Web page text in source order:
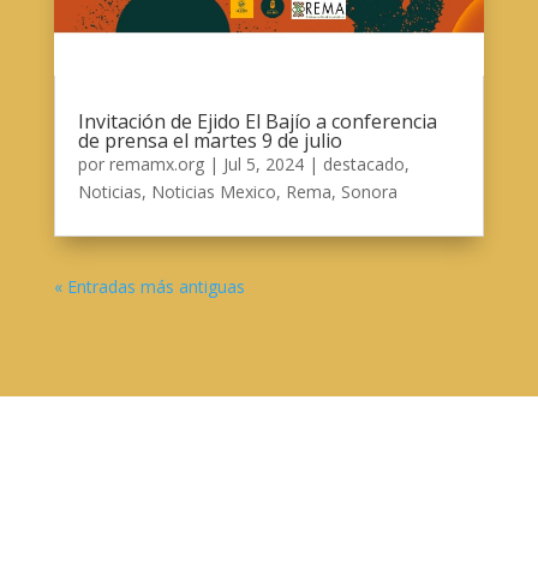
Invitación de Ejido El Bajío a conferencia
de prensa el martes 9 de julio
por remamx.org| Jul 5, 2024| destacado,
Noticias, Noticias Mexico, Rema, Sonora
« Entradas más antiguas